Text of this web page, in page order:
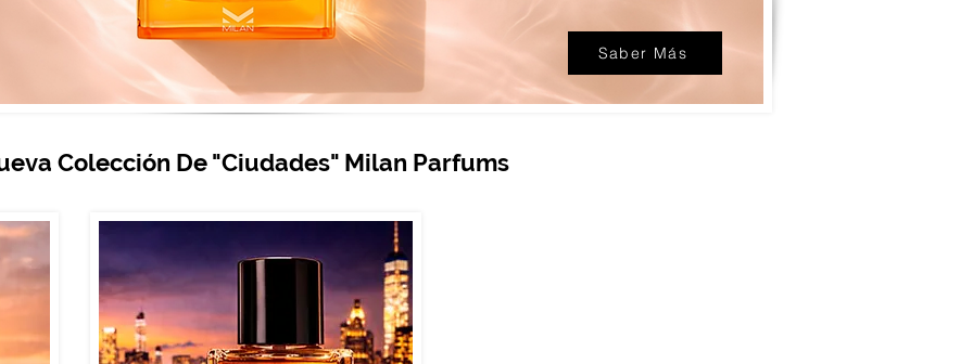
Saber Más
Colección De "Ciudades" Milan Parfums